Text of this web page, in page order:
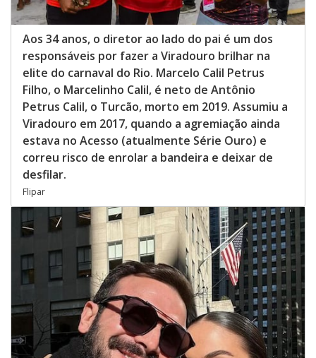
Aos 34 anos, o diretor ao lado do pai é um dos
responsáveis por fazer a Viradouro brilhar na
elite do carnaval do Rio. Marcelo Calil Petrus
Filho, o Marcelinho Calil, é neto de Antônio
Petrus Calil, o Turcão, morto em 2019. Assumiu a
Viradouro em 2017, quando a agremiação ainda
estava no Acesso (atualmente Série Ouro) e
correu risco de enrolar a bandeira e deixar de
desfilar.
Flipar